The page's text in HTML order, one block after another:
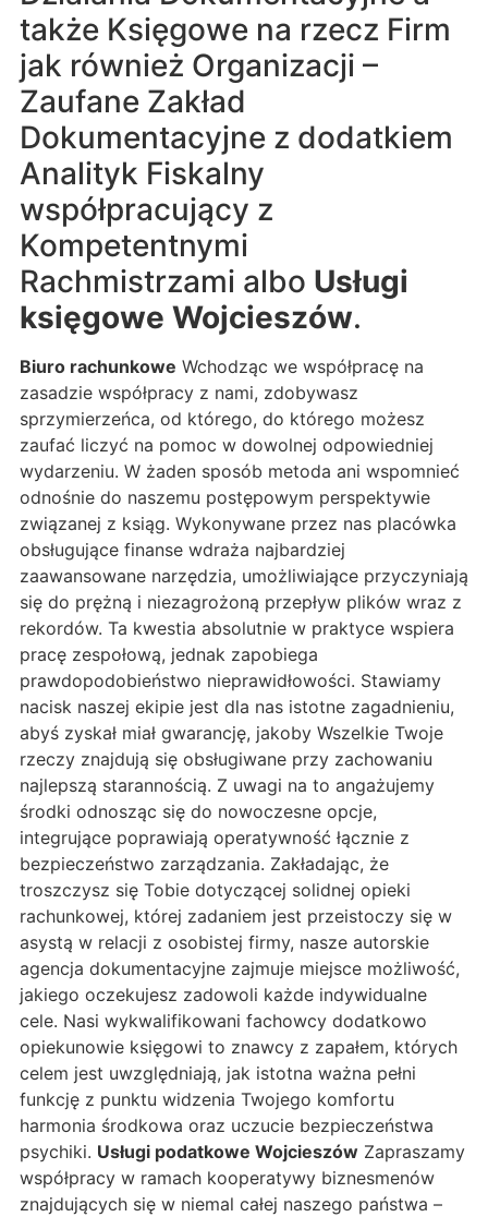
także Księgowe na rzecz Firm
jak również Organizacji –
Zaufane Zakład
Dokumentacyjne z dodatkiem
Analityk Fiskalny
współpracujący z
Kompetentnymi
Rachmistrzami albo Usługi
księgowe Wojcieszów.
Biuro rachunkowe Wchodząc we współpracę na
zasadzie współpracy z nami, zdobywasz
sprzymierzeńca, od którego, do którego możesz
zaufać liczyć na pomoc w dowolnej odpowiedniej
wydarzeniu. W żaden sposób metoda ani wspomnieć
odnośnie do naszemu postępowym perspektywie
związanej z ksiąg. Wykonywane przez nas placówka
obsługujące finanse wdraża najbardziej
zaawansowane narzędzia, umożliwiające przyczyniają
się do prężną i niezagrożoną przepływ plików wraz z
rekordów. Ta kwestia absolutnie w praktyce wspiera
pracę zespołową, jednak zapobiega
prawdopodobieństwo nieprawidłowości. Stawiamy
nacisk naszej ekipie jest dla nas istotne zagadnieniu,
abyś zyskał miał gwarancję, jakoby Wszelkie Twoje
rzeczy znajdują się obsługiwane przy zachowaniu
najlepszą starannością. Z uwagi na to angażujemy
środki odnosząc się do nowoczesne opcje,
integrujące poprawiają operatywność łącznie z
bezpieczeństwo zarządzania. Zakładając, że
troszczysz się Tobie dotyczącej solidnej opieki
rachunkowej, której zadaniem jest przeistoczy się w
asystą w relacji z osobistej firmy, nasze autorskie
agencja dokumentacyjne zajmuje miejsce możliwość,
jakiego oczekujesz zadowoli każde indywidualne
cele. Nasi wykwalifikowani fachowcy dodatkowo
opiekunowie księgowi to znawcy z zapałem, których
celem jest uwzględniają, jak istotna ważna pełni
funkcję z punktu widzenia Twojego komfortu
harmonia środkowa oraz uczucie bezpieczeństwa
psychiki. Usługi podatkowe Wojcieszów Zapraszamy
współpracy w ramach kooperatywy biznesmenów
znajdujących się w niemal całej naszego państwa –